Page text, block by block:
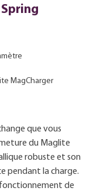
MagCharger
que vous
du Maglite
robuste et son
pendant la charge.
de